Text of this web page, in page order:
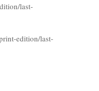
last-
edition/last-